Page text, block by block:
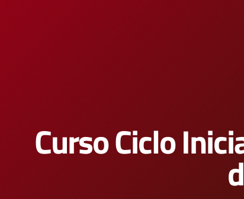
Curso Ciclo